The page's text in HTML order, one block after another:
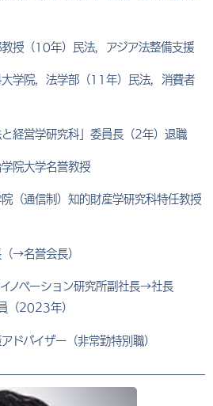
授（10年）民法，アジア法整備支援
学院，法学部（11年）民法，消費者
経営学研究科」委員長（2年）退職
院大学名誉教授
（通信制）知的財産学研究科特任教授
→名誉会長）
ノベーション研究所副社長→社長
（2023年）
ドバイザー（非常勤特別職）